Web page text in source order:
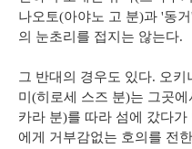
나오토(아야노 고 분)과 '동
의 눈초리를 접지는 않는다.
그 반대의 경우도 있다. 오
미(히로세 스즈 분)는 그곳
카라 분)를 따라 섬에 갔다
에게 거부감없는 호의를 전